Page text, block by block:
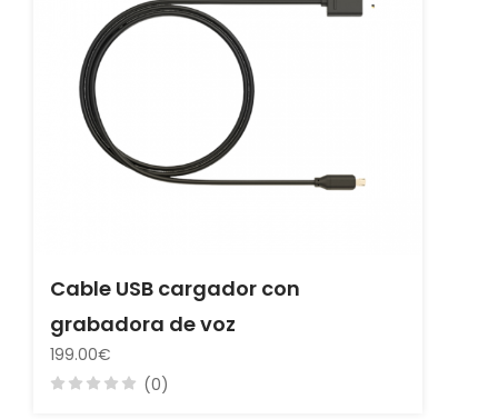
Cable USB cargador con
grabadora de voz
199.00€
(0)